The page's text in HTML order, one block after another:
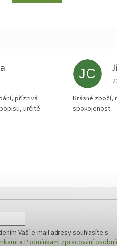
obchodu je 5 z 5 hvězdiček.
příznivá
určitě
JC
Krásné zboží,
spokojenost.
Vaší e-mail adresy souhlasíte s
aPodmínkami zpracování